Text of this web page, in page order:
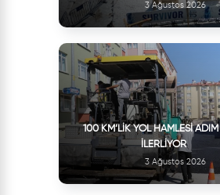
3 Ağustos 2026
100 KM’LIK YOL HAMLESI
İLERLIYOR
3 Ağustos 2026